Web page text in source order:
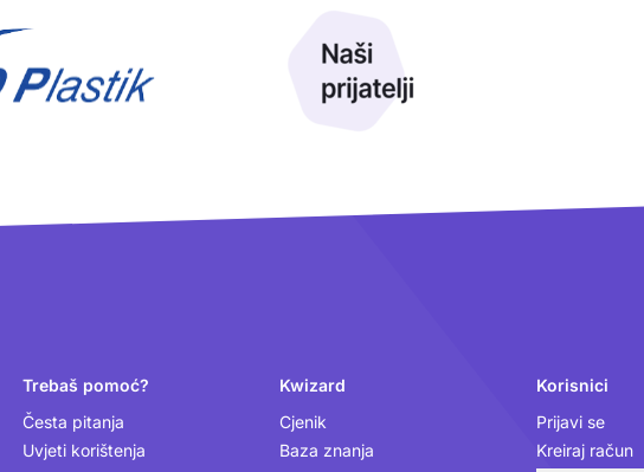
Trebaš pomoć?
Česta pitanja
Uvjeti korištenja
Kwizard
Cjenik
Baza znanja
Korisnici
Prijavi se
Kreiraj račun